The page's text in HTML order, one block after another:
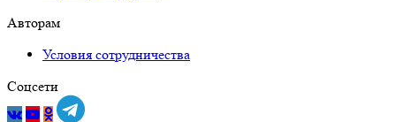
Авторам
Условия сотрудничества
Соцсети